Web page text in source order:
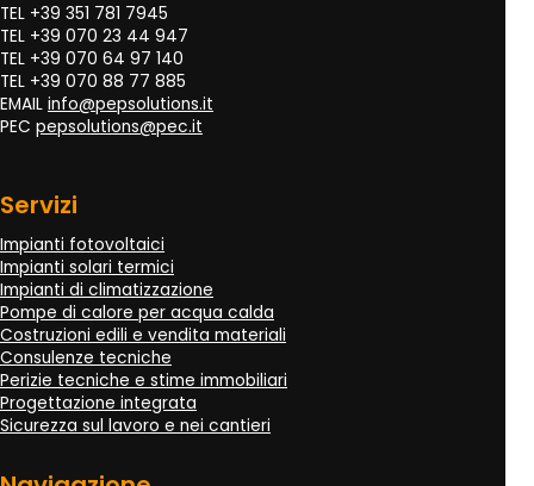
TEL +39 351 781 7945
TEL +39 070 23 44 947
TEL +39 070 64 97 140
TEL +39 070 88 77 885
EMAIL info@pepsolutions.it
PEC pepsolutions@pec.it
Servizi
Impianti fotovoltaici
Impianti solari termici
Impianti di climatizzazione
Pompe di calore per acqua calda
Costruzioni edili e vendita materiali
Consulenze tecniche
Perizie tecniche e stime immobiliari
Progettazione integrata
Sicurezza sul lavoro e nei cantieri